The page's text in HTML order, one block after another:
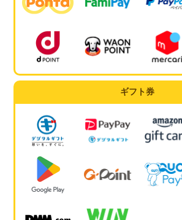
ギフト券